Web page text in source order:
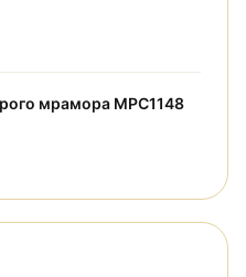
Памятник из серого мрамора МРС1148